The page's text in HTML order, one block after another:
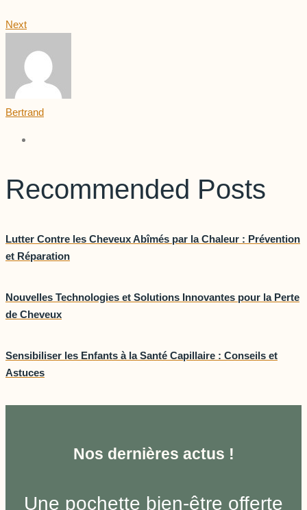
Next
Bertrand
Recommended Posts
Lutter Contre les Cheveux Abîmés par la Chaleur : Prévention
et Réparation
Nouvelles Technologies et Solutions Innovantes pour la Perte
de Cheveux
Sensibiliser les Enfants à la Santé Capillaire : Conseils et
Astuces
Nos dernières actus !
Une pochette bien-être offerte